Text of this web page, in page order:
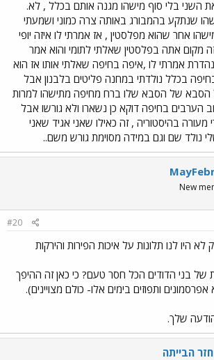
השני בלי סוף מישהו מגנה אותם בכלל , לא.
שנתקע בהמבורג באותה צרה כמוני ושמעתי
אחר שהוא מפלסטין , אז אמרתי לו איזה יופי
מקום אתה בפלסטין שאלתי לתומי והוא אמר
נהדרת אמרתי לו ,איפה בחיפה שאלתי אותו אז הוא
בכלל נולדתי במחנה פליטים בלבנון אבל
של הסבא שלו ברח מחיפה מתישהו למרות
הערבים בחיפה דוקא כן נשארו ולא גורשו אבל
מעורה בהיסטוריה , זה כאילו שאני אגיד שאני
נולד שם וגם במידה מסוימת גורש משם..
New
#20
לא היו לנו תלונות על איכות הפירות והירקות
של בני הדודים הכל חסר טעם? כי כאן זה ההיפך
ותפוזים בימים אלו- כולם מצויינים).
שלך.
חזר הבייתה